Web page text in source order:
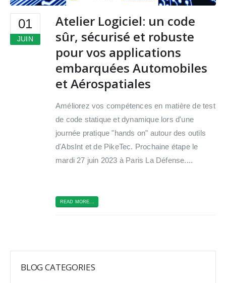
01
JUIN
Atelier Logiciel: un code
sûr, sécurisé et robuste
pour vos applications
embarquées Automobiles
et Aérospatiales
Améliorez vos compétences en matière de test
de code statique et dynamique lors d'une
journée pratique "hands on" autour des outils
d'AbsInt et de PikeTec. Prochaine étape le
mardi 27 juin 2023 à Paris La Défense....
READ MORE...
BLOG CATEGORIES